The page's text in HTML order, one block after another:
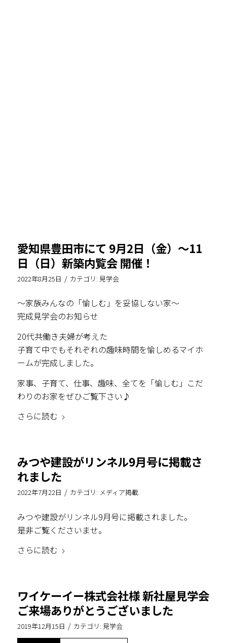
愛知県豊田市にて 9月2日（金）～11
日（日）新築内覧会 開催！
2022年8月25日 / カテゴリ: 見学会
〜家族みんなの「愉しむ」を妥協しない家〜
完成見学会のお知らせ
20代共働き夫婦が考えた
子育て中でもそれぞれの趣味時間を愉しめるマイホ
ームが完成しました。
家事、子育て、仕事、趣味、全てを「愉しむ」こだ
わりのお家をぜひご覧下さい♪
さらに読む
みつや建設がリンネル9月号に掲載さ
れました
2022年7月22日 / カテゴリ: メディア掲載
みつや建設がリンネル9月号に掲載されました。
是非ご覧くださいませ。
さらに読む
ワイケーイー株式会社様 新社屋見学会
ご来場ありがとうございました
2019年12月15日 / カテゴリ: 見学会